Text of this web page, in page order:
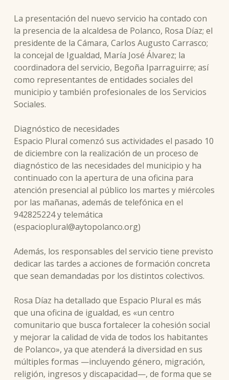
La presentación del nuevo servicio ha contado con
la presencia de la alcaldesa de Polanco, Rosa Díaz; el
presidente de la Cámara, Carlos Augusto Carrasco;
la concejal de Igualdad, María José Álvarez; la
coordinadora del servicio, Begoña Iparraguirre; así
como representantes de entidades sociales del
municipio y también profesionales de los Servicios
Sociales.
Diagnóstico de necesidades
Espacio Plural comenzó sus actividades el pasado 10
de diciembre con la realización de un proceso de
diagnóstico de las necesidades del municipio y ha
continuado con la apertura de una oficina para
atención presencial al público los martes y miércoles
por las mañanas, además de telefónica en el
942825224 y telemática
(espacioplural@aytopolanco.org)
Además, los responsables del servicio tiene previsto
dedicar las tardes a acciones de formación concreta
que sean demandadas por los distintos colectivos.
Rosa Díaz ha detallado que Espacio Plural es más
que una oficina de igualdad, es «un centro
comunitario que busca fortalecer la cohesión social
y mejorar la calidad de vida de todos los habitantes
de Polanco», ya que atenderá la diversidad en sus
múltiples formas —incluyendo género, migración,
religión, ingresos y discapacidad—, de forma que se